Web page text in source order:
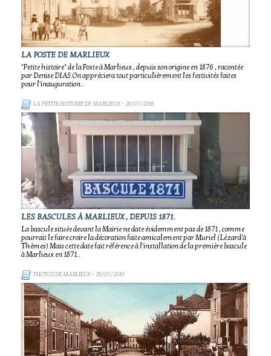
LA POSTE DE MARLIEUX
"Petite histoire" de la Poste à Marlieux , depuis son origine en 1876 , racontée
par Denise DIAS.On appréciera tout particulièrement les festivités faites
pour l'inauguration..
LA PETITE HISTOIRE DE MARLIEUX- 29/07/2016
LES BASCULES À MARLIEUX , DEPUIS 1871.
La bascule située devant la Mairie ne date évidemment pas de 1871 , comme
pourrait le faire croire la décoration faite amicalement par Muriel (Lézard'à
Thèmes) Mais cette date fait référence à l'installation de la première bascule
à Marlieux en 1871..
PHOTOS DE MARLIEUX- 29/03/2019